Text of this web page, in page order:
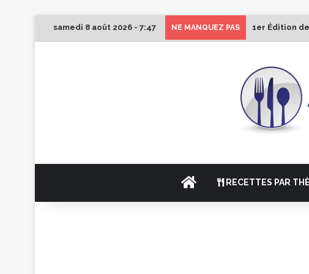
samedi 8 août 2026 - 7:47 NE MANQUEZ PAS 1er Édition
ACCUEILRECETTES PAR